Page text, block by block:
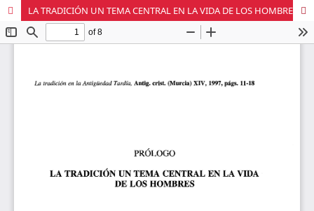
LA TRADICIÓN UN TEMA CENTRAL EN LA VIDA DE LOS HOMBRES